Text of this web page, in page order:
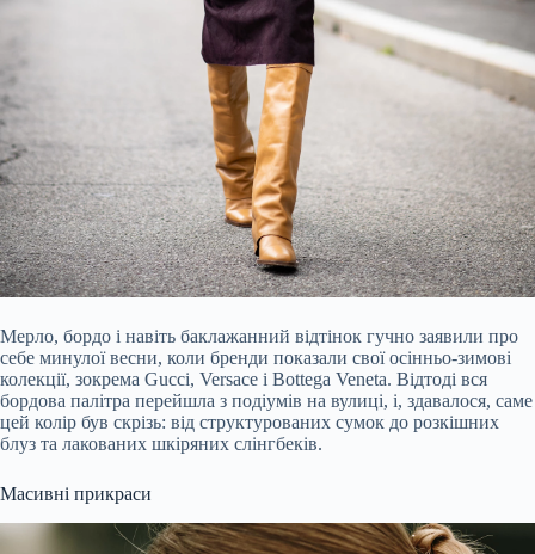
Мерло, бордо і навіть баклажанний відтінок гучно заявили про
себе минулої весни, коли бренди показали свої осінньо-зимові
колекції, зокрема Gucci, Versace і Bottega Veneta. Відтоді вся
бордова палітра перейшла з подіумів на вулиці, і, здавалося, саме
цей колір був скрізь: від структурованих сумок до розкішних
блуз та лакованих шкіряних слінгбеків.
Масивні прикраси